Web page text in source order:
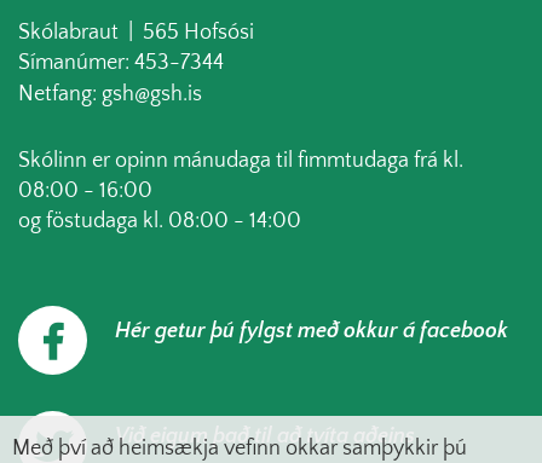
Skólabraut | 565 Hofsósi
Símanúmer: 453-7344
Netfang: gsh@gsh.is
Skólinn er opinn mánudaga til fimmtudaga frá kl.
08:00 - 16:00
og föstudaga kl. 08:00 - 14:00
Hér getur þú fylgst með okkur á facebook
Við eigum það til að tvíta aðeins
Með því að heimsækja vefinn okkar samþykkir þú